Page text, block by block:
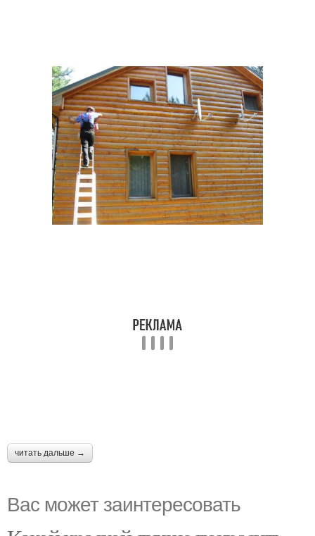
читать дальше →
Вас может заинтересовать